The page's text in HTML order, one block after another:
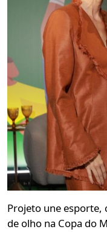
Projeto une esporte,
de olho na Copa do